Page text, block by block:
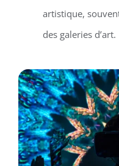
artistique,
des galeries d’art.